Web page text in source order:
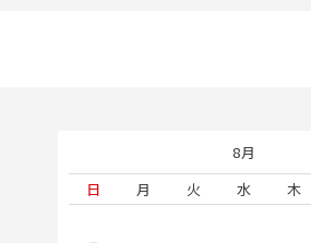
8月
日
月 火 水 木